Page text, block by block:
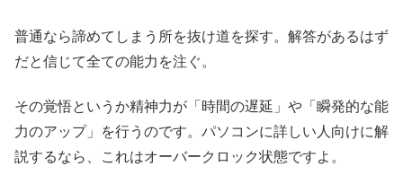
普通なら諦めてしまう所を抜け道を探す。解答があるはず
だと信じて全ての能力を注ぐ。
その覚悟というか精神力が「時間の遅延」や「瞬発的な能
力のアップ」を行うのです。パソコンに詳しい人向けに解
説するなら、これはオーバークロック状態ですよ。